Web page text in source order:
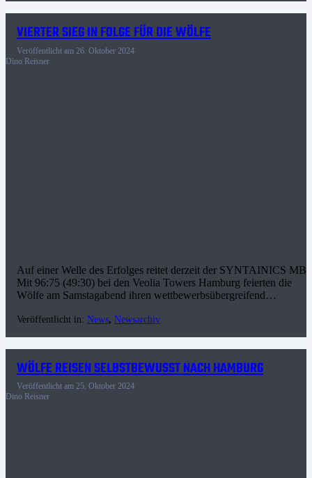
VIERTER SIEG IN FOLGE FÜR DIE WÖLFE
Veröffentlicht am 26. Oktober 2024
Dino Reisner
Auf einer Welle des Erfolges reitet derzeit der SYNTAINICS
Mit 96:75 (49:30) bei den Veolia Towers Hamburg feierten die
Wölfe am Samstagabend ihren wettbewerbsübergreifend…
Veröffentlicht in: News, Newsarchiv
WÖLFE REISEN SELBSTBEWUSST NACH HAMBURG
Veröffentlicht am 25. Oktober 2024
Dino Reisner